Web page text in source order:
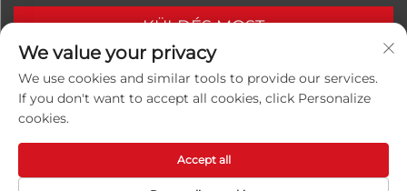
KÜLDÉS MOST
Copyright © 2025 China Shandong Luwanhong
irányelvek
We value your privacy
We use cookies and similar tools to provide our services.
If you don't want to accept all cookies, click Personalize
cookies.
Accept all